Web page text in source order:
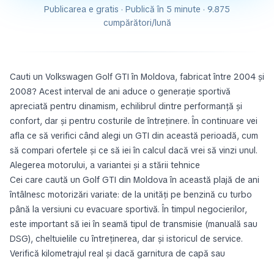
Publicarea e gratis · Publică în 5 minute · 9.875
cumpărători/lună
Cauti un Volkswagen Golf GTI în Moldova, fabricat între 2004 și
2008? Acest interval de ani aduce o generație sportivă
apreciată pentru dinamism, echilibrul dintre performanță și
confort, dar și pentru costurile de întreținere. În continuare vei
afla ce să verifici când alegi un GTI din această perioadă, cum
să compari ofertele și ce să iei în calcul dacă vrei să vinzi unul.
Alegerea motorului, a variantei și a stării tehnice
Cei care caută un Golf GTI din Moldova în această plajă de ani
întâlnesc motorizări variate: de la unități pe benzină cu turbo
până la versiuni cu evacuare sportivă. În timpul negocierilor,
este important să iei în seamă tipul de transmisie (manuală sau
DSG), cheltuielile cu întreținerea, dar și istoricul de service.
Verifică kilometrajul real și dacă garnitura de capă sau